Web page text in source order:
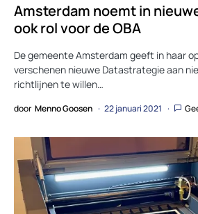
Amsterdam noemt in
ook rol voor de OBA
De gemeente Amsterdam geeft in haar
verschenen nieuwe Datastrategie aan
richtlijnen te willen…
door Menno Goosen 22 januari 2021